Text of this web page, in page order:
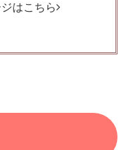
はこちら